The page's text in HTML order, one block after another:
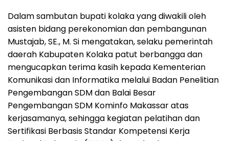
Dalam sambutan bupati kolaka yang diwakili oleh
asisten bidang perekonomian dan pembangunan
Mustajab, SE., M. Si mengatakan, selaku pemerintah
daerah Kabupaten Kolaka patut berbangga dan
mengucapkan terima kasih kepada Kementerian
Komunikasi dan Informatika melalui Badan Penelitian
Pengembangan SDM dan Balai Besar
Pengembangan SDM Kominfo Makassar atas
kerjasamanya, sehingga kegiatan pelatihan dan
Sertifikasi Berbasis Standar Kompetensi Kerja